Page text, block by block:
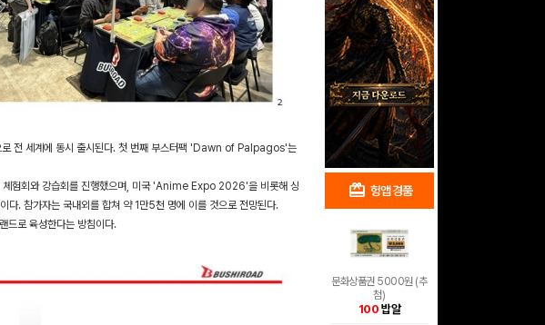
전 세계에 동시 출시된다. 첫 번째 부스터팩 'Dawn of Palpagos'는
체험회와 강습회를 진행했으며, 미국 'Anime Expo 2026'을 비롯해 싱
다. 참가자는 국내외를 합쳐 약 1만5천 명에 이를 것으로 전망된다.
드로 육성한다는 방침이다.
redeem 헝앱 경품
문화상품권 5000원 (추
shopping_cart 헝앱 쇼핑